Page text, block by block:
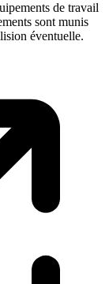
de travail
sont munis
éventuelle.